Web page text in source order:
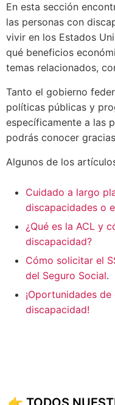
En esta sección
las personas con
vivir en los Estados
qué beneficios
temas relacionados,
Tanto el gobierno
políticas públicas y
específicamente a las
podrás conocer
Algunos de los
Cuidado a largo
discapacidades o
¿Qué es la ACL y
discapacidad?
Cómo solicitar el
del Seguro Social.
¡Oportunidades
discapacidad!